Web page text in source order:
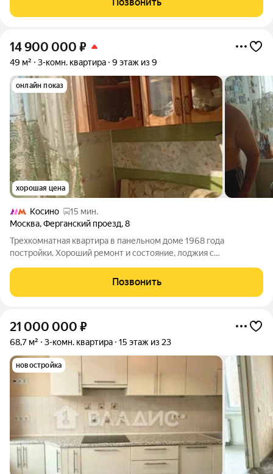
соседи. Рядом школы, детские
14 900 000 ₽
49 м² 3-комн. квартира 9 этаж из 9
онлайн показ
хорошая цена
Косино
15 мин.
Москва,Ферганский проезд,8
Трехкомнатная квартира в панельном доме 1968 года
постройки. Хороший ремонт и состояние, лоджия с
Позвонить
21 000 000 ₽
68,7 м² 3-комн. квартира 15 этаж из 23
новостройка